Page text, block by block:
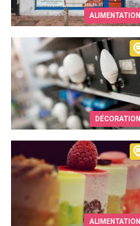
ALIMENTATION
DÉCORATION
Ambiance Lumière - ADG
ALIMENTATION